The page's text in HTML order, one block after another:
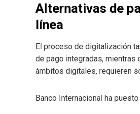
Alternativas de
línea
El proceso de digitalización
de pago integradas, mientras
ámbitos digitales, requieren
Banco Internacional ha puesto